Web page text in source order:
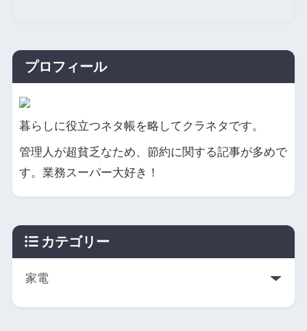
プロフィール
暮らしに役立つネタ帳を略してクラネタです。
管理人が超貧乏なため、節約に関する記事が多めで
す。業務スーパー大好き！
カテゴリー